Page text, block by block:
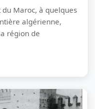
du Maroc, à quelques
algérienne,
région de